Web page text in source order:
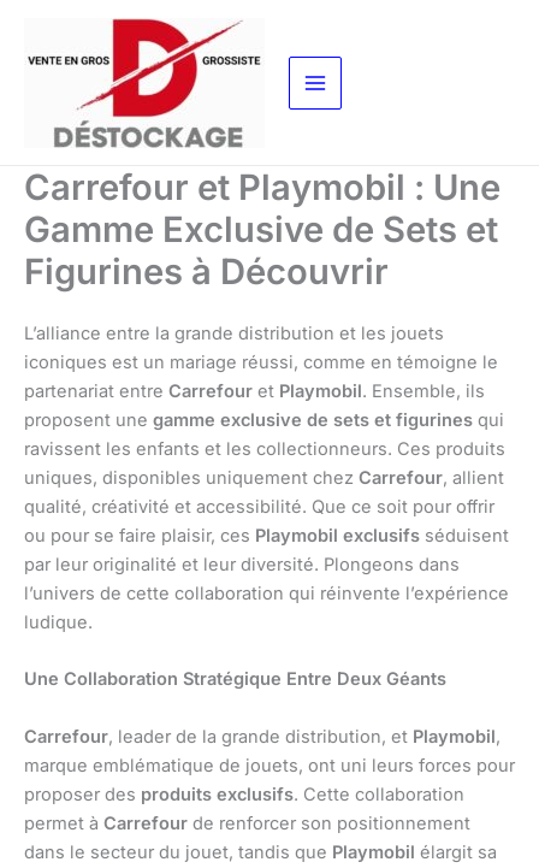
contenu
Carrefour et Playmobil : Une
Gamme Exclusive de Sets et
Figurines à Découvrir
L’alliance entre la grande distribution et les jouets
iconiques est un mariage réussi, comme en témoigne le
partenariat entre Carrefour et Playmobil. Ensemble, ils
proposent une gamme exclusive de sets et figurines qui
ravissent les enfants et les collectionneurs. Ces produits
uniques, disponibles uniquement chez Carrefour, allient
qualité, créativité et accessibilité. Que ce soit pour offrir
ou pour se faire plaisir, ces Playmobil exclusifs séduisent
par leur originalité et leur diversité. Plongeons dans
l’univers de cette collaboration qui réinvente l’expérience
ludique.
Une Collaboration Stratégique Entre Deux Géants
Carrefour, leader de la grande distribution, et Playmobil,
marque emblématique de jouets, ont uni leurs forces pour
proposer des produits exclusifs. Cette collaboration
permet à Carrefour de renforcer son positionnement
dans le secteur du jouet, tandis que Playmobil élargit sa